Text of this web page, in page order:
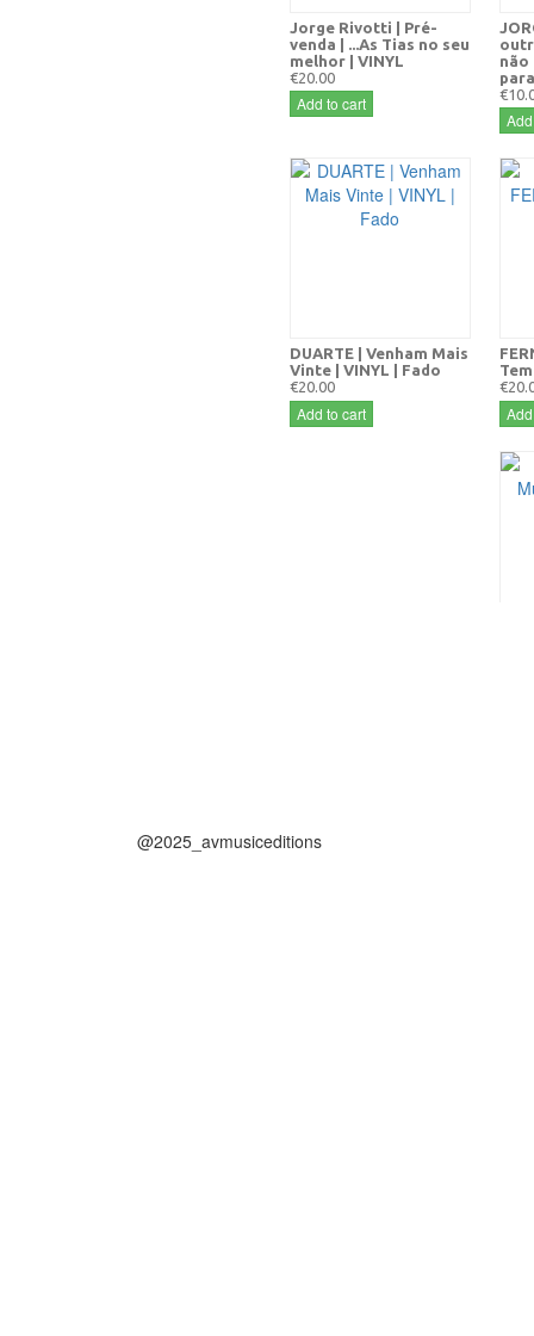
@2025_avmusiceditions
Jorge Rivotti | Pré-
venda | ...As Tias no seu
melhor | VINYL
€20.00
Add to cart
não
DUARTE | Venham Mais
Vinte | VINYL | Fado
€20.00
Add to cart